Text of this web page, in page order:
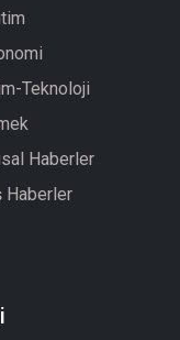
Teknoloji
Haberler
Haberler